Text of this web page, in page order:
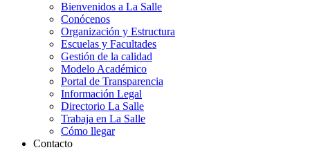
Bienvenidos a La Salle
Conócenos
Organización y Estructura
Escuelas y Facultades
Gestión de la calidad
Modelo Académico
Portal de Transparencia
Información Legal
Directorio La Salle
Trabaja en La Salle
Cómo llegar
Contacto